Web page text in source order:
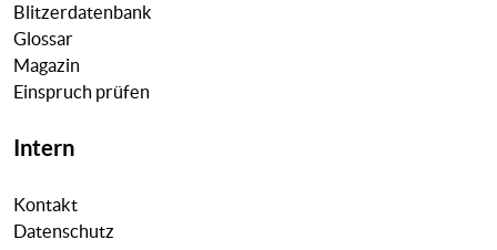
Blitzerdatenbank
Glossar
Magazin
Einspruch prüfen
Intern
Kontakt
Datenschutz